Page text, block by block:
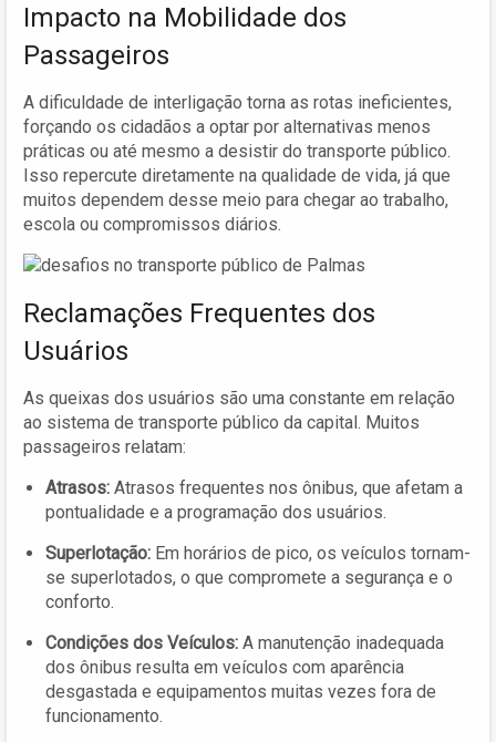
Impacto na Mobilidade dos
Passageiros
A dificuldade de interligação torna as rotas ineficientes,
forçando os cidadãos a optar por alternativas menos
práticas ou até mesmo a desistir do transporte público.
Isso repercute diretamente na qualidade de vida, já que
muitos dependem desse meio para chegar ao trabalho,
escola ou compromissos diários.
Reclamações Frequentes dos
Usuários
As queixas dos usuários são uma constante em relação
ao sistema de transporte público da capital. Muitos
passageiros relatam:
Atrasos: Atrasos frequentes nos ônibus, que afetam a
pontualidade e a programação dos usuários.
Superlotação: Em horários de pico, os veículos tornam-
se superlotados, o que compromete a segurança e o
conforto.
Condições dos Veículos: A manutenção inadequada
dos ônibus resulta em veículos com aparência
desgastada e equipamentos muitas vezes fora de
funcionamento.